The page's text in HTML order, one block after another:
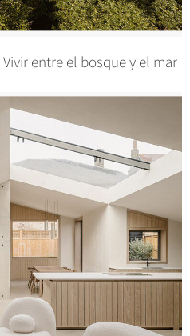
Vivir entre el bosque y el mar